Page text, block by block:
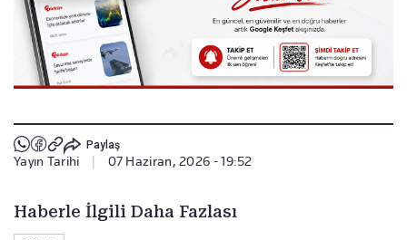
Paylaş
Yayın Tarihi 07 Haziran, 2026 - 19:52
Haberle İlgili Daha Fazlası